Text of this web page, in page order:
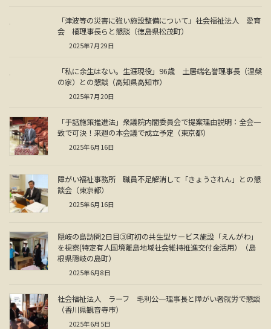
「津波等の災害に強い施設整備について」社会福祉法人 愛育
会 橘理事長らと懇談（徳島県松茂町）
2025年7月29日
「私に余生はない。生涯現役」96歳 土居端名誉理事長（涅槃
の家）との懇談（高知県高知市）
2025年7月20日
「手話施策推進法」衆議院内閣委員会で提案理由説明：全会一
致で可決！来週の本会議で成立予定（東京都）
2025年6月16日
障がい福祉事務所 職員不足解消して「きょうされん」との懇
談会（東京都）
2025年6月16日
隠岐の島訪問2日目③町初の共生型サービス施設「えんがわ」
を視察(特定有人国境離島地域社会維持推進交付金活用）（島
根県隠岐の島町）
2025年6月8日
社会福祉法人 ラーフ 毛利公一理事長と障がい者就労で懇談
（香川県観音寺市）
2025年6月5日